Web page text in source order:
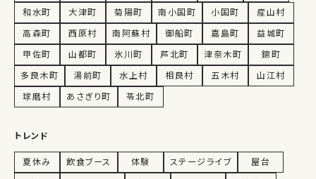
和水町
大津町 菊陽町 南小国町 小国町
産山村
高森町
西原村 南阿蘇村 御船町 嘉島町
益城町
甲佐町
山都町 氷川町 芦北町 津奈木町
錦町
多良木町
湯前町 水上村 相良村 五木村
山江村
球磨村
あさぎり町 苓北町
トレンド
夏休み 飲食ブース 体験 ステージライブ
屋台